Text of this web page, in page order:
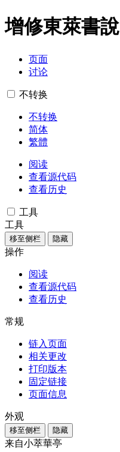
增修東萊書說
页面
讨论
不转换
不转换
简体
繁體
阅读
查看源代码
查看历史
工具
工具
移至侧栏 隐藏
操作
阅读
查看源代码
查看历史
常规
链入页面
相关更改
打印版本
固定链接
页面信息
外观
移至侧栏 隐藏
来自小萃華亭